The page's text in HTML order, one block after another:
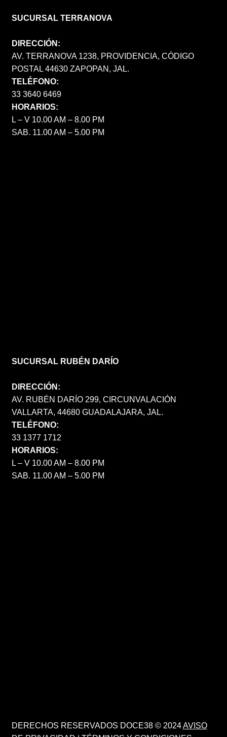
SUCURSAL TERRANOVA
DIRECCIÓN:
AV. TERRANOVA 1238, PROVIDENCIA, CÓDIGO
POSTAL 44630 ZAPOPAN, JAL.
TELÉFONO:
33 3640 6469
HORARIOS:
L – V 10.00 AM – 8.00 PM
SAB. 11.00 AM – 5.00 PM
SUCURSAL RUBÉN DARÍO
DIRECCIÓN:
AV. RUBÉN DARÍO 299, CIRCUNVALACIÓN
VALLARTA, 44680 GUADALAJARA, JAL.
TELÉFONO:
33 1377 1712
HORARIOS:
L – V 10.00 AM – 8.00 PM
SAB. 11.00 AM – 5.00 PM
DERECHOS RESERVADOS DOCE38 © 2024AVISO